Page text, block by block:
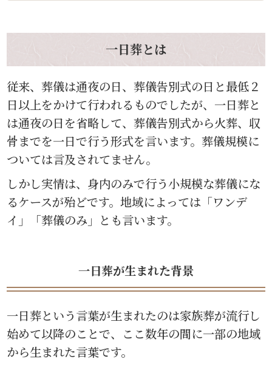
一日葬とは
従来、葬儀は通夜の日、葬儀告別式の日と最低２
日以上をかけて行われるものでしたが、一日葬と
は通夜の日を省略して、葬儀告別式から火葬、収
骨までを一日で行う形式を言います。葬儀規模に
ついては言及されてません。
しかし実情は、身内のみで行う小規模な葬儀にな
るケースが殆どです。地域によっては「ワンデ
イ」「葬儀のみ」とも言います。
一日葬が生まれた背景
一日葬という言葉が生まれたのは家族葬が流行し
始めて以降のことで、ここ数年の間に一部の地域
から生まれた言葉です。